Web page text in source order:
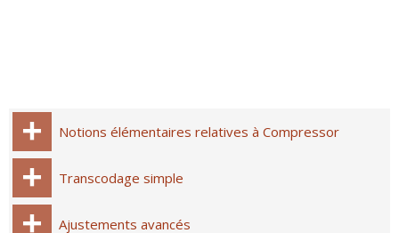
Notions élémentaires relatives à Compressor
Transcodage simple
Ajustements avancés